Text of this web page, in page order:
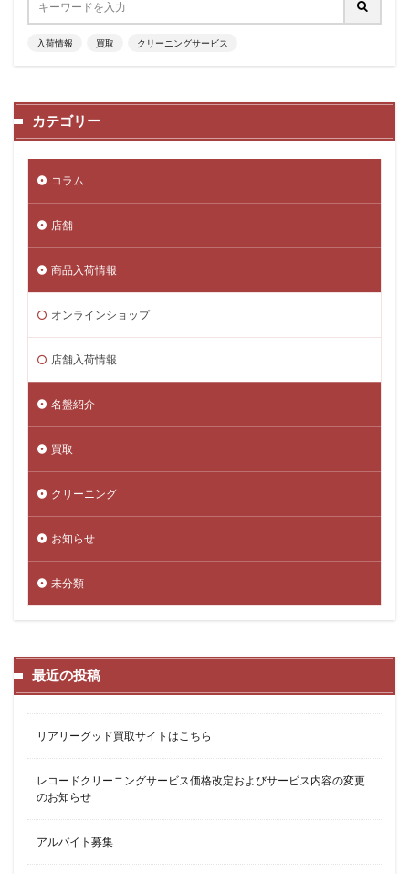
入荷情報 買取 クリーニングサービス
カテゴリー
コラム
店舗
商品入荷情報
オンラインショップ
店舗入荷情報
名盤紹介
買取
クリーニング
お知らせ
未分類
最近の投稿
リアリーグッド買取サイトはこちら
レコードクリーニングサービス価格改定およびサービス内容の変更
のお知らせ
アルバイト募集